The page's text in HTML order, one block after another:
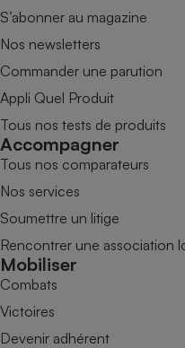
S’abonner au magazine
Nos newsletters
Commander une parution
Appli Quel Produit
Tous nos tests de produits
Accompagner
Tous nos comparateurs
Nos services
Soumettre un litige
Rencontrer une association
Mobiliser
Combats
Victoires
Devenir adhérent